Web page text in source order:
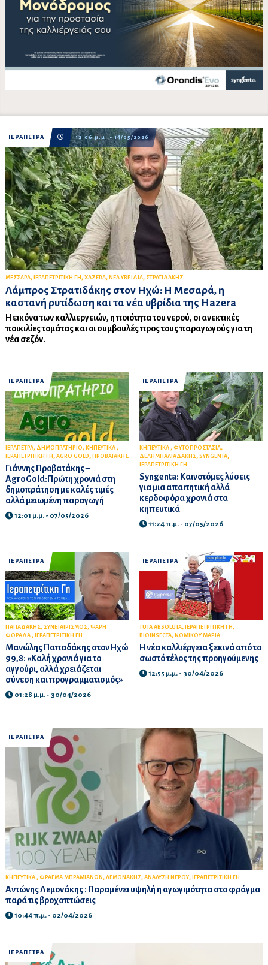
ΙΕΡΑΠΕΤΡΑ 12:06 μ.μ. - 14/05/2026
ΜΕΣΣΑΡΑ, ΙΕΡΑΠΕΤΡΙΤΙΚΗ ΓΗ , XAZERA, ΝΕΑ ΥΒΡΙΔΙΑ, ΣΤΡΑΤΙΔΑΚΗΣ
Λάμπρος Στρατιδάκης στον Ηχώ: Η Μεσαρά, η
καστανή ρυτίδωση και τα νέα υβρίδια της Hazera
Η εικόνα των καλλιεργειών, η ποιότητα του νερού, οι ανεκτικές
ποικιλίες τομάτας και οι συμβουλές προς τους παραγωγούς για τη
νέα σεζόν.
ΙΕΡΑΠΕΤΡΑ
ΙΕΡΑΠΕΤΡΑ, ΔΗΜΟΠΡΑΤΗΡΙΟ, ΚΗΠΕΥΤΙΚΑ ,
ΙΕΡΑΠΕΤΡΙΤΙΚΗ ΓΗ , AGRO GOLD, ΠΡΟΒΑΤΑΚΗΣ
Γιάννης Προβατάκης –
AgroGold:Πρώτη χρονιά στη
δημοπράτηση με καλές τιμές
αλλά μειωμένη παραγωγή
12:01 μ.μ. - 07/05/2026
ΙΕΡΑΠΕΤΡΑ
ΚΗΠΕΥΤΙΚΑ , ΦΥΤΟΠΡΟΣΤΑΣΙΑ,
ΔΕΛΗΜΠΑΛΤΑΔΑΚΗΣ, SYNGENTA,
ΙΕΡΑΠΕΤΡΙΤΙΚΗ ΓΗ
Syngenta: Καινοτόμες λύσεις
για μια απαιτητική αλλά
κερδοφόρα χρονιά στα
κηπευτικά
11:24 π.μ. - 07/05/2026
ΙΕΡΑΠΕΤΡΑ
ΠΑΠΑΔΑΚΗΣ, ΣΥΝΕΤΑΙΡΙΣΜΟΣ, ΨΑΡΗ
ΦΟΡΑΔΑ , ΙΕΡΑΠΕΤΡΙΤΙΚΗ ΓΗ
Μανώλης Παπαδάκης στον Ηχώ
99,8: «Καλή χρονιά για το
αγγούρι, αλλά χρειάζεται
σύνεση και προγραμματισμός»
01:28 μ.μ. - 30/04/2026
ΙΕΡΑΠΕΤΡΑ
TUTA ABSOLUTA, ΙΕΡΑΠΕΤΡΙΤΙΚΗ ΓΗ ,
BIOINSECTA, ΝΟΜΙΚΟΥ ΜΑΡΙΑ
Η νέα καλλιέργεια ξεκινά από το
σωστό τέλος της προηγούμενης
12:55 μ.μ. - 30/04/2026
ΙΕΡΑΠΕΤΡΑ
ΚΗΠΕΥΤΙΚΑ , ΦΡΑΓΜΑ ΜΠΡΑΜΙΑΝΩΝ , ΛΕΜΟΝΑΚΗΣ, ΑΝΑΛΥΣΗ ΝΕΡΟΥ, ΙΕΡΑΠΕΤΡΙΤΙΚΗ ΓΗ
Αντώνης Λεμονάκης : Παραμένει υψηλή η αγωγιμότητα στο φράγμα
παρά τις βροχοπτώσεις
10:44 π.μ. - 02/04/2026
ΙΕΡΑΠΕΤΡΑ